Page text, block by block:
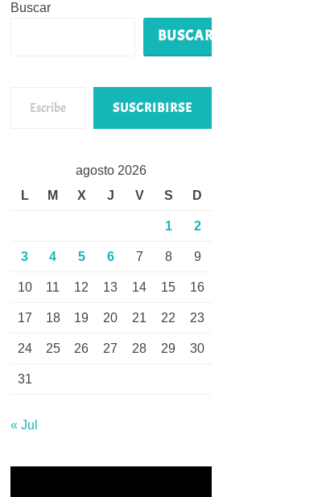
Buscar
BUSCAR
SUSCRIBIRSE
agosto 2026
L
M X J V S D
1 2
3 4 5 6 7 8 9
10 11 12 13 14 15 16
17 18 19 20 21 22 23
24 25 26 27 28 29 30
31
« Jul